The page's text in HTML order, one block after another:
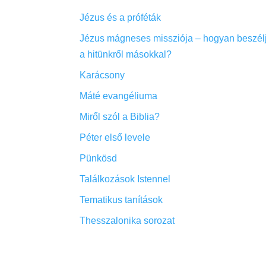
Jézus és a próféták
Jézus mágneses missziója – hogyan
a hitünkről másokkal?
Karácsony
Máté evangéliuma
Miről szól a Biblia?
Péter első levele
Pünkösd
Találkozások Istennel
Tematikus tanítások
Thesszalonika sorozat